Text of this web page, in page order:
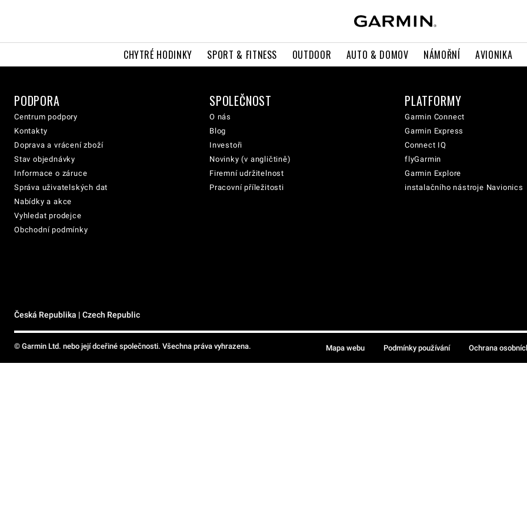
CHYTRÉ HODINKY SPORT & FITNESS OUTDOOR AUTO & DOMOV NÁMOŘNÍ AVIONIKA
PODPORA
Centrum podpory
Kontakty
Doprava a vrácení zboží
Stav objednávky
Informace o záruce
Správa uživatelských dat
Nabídky a akce
Vyhledat prodejce
Obchodní podmínky
SPOLEČNOST
O nás
Blog
Investoři
Novinky (v angličtině)
Firemní udržitelnost
Pracovní příležitosti
PLATFORMY
Garmin Connect
Garmin Express
Connect IQ
flyGarmin
Garmin Explore
instalačního nástroje Navionics
Česká Republika | Czech Republic
© Garmin Ltd. nebo její dceřiné společnosti. Všechna práva vyhrazena. Mapa webu Podmínky používání Ochrana